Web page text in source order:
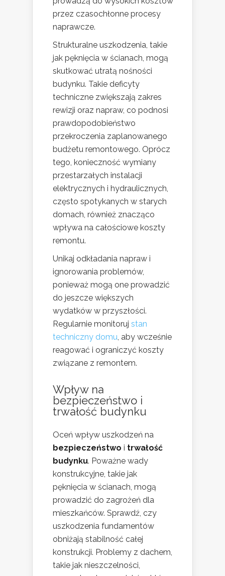
przez czasochłonne procesy
naprawcze.
Strukturalne uszkodzenia, takie
jak pęknięcia w ścianach, mogą
skutkować utratą nośności
budynku. Takie deficyty
techniczne zwiększają zakres
rewizji oraz napraw, co podnosi
prawdopodobieństwo
przekroczenia zaplanowanego
budżetu remontowego. Oprócz
tego, konieczność wymiany
przestarzałych instalacji
elektrycznych i hydraulicznych,
często spotykanych w starych
domach, również znacząco
wpływa na całościowe koszty
remontu.
Unikaj odkładania napraw i
ignorowania problemów,
ponieważ mogą one prowadzić
do jeszcze większych
wydatków w przyszłości.
Regularnie monitoruj stan
techniczny domu , aby wcześnie
reagować i ograniczyć koszty
związane z remontem.
Wpływ na
bezpieczeństwo i
trwałość budynku
Oceń wpływ uszkodzeń na
bezpieczeństwo i trwałość
budynku. Poważne wady
konstrukcyjne, takie jak
pęknięcia w ścianach, mogą
prowadzić do zagrożeń dla
mieszkańców. Sprawdź, czy
uszkodzenia fundamentów
obniżają stabilność całej
konstrukcji. Problemy z dachem,
takie jak nieszczelności,